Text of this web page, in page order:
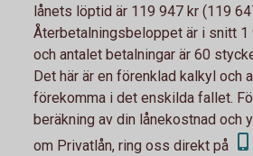
lånets löptid är 119 947 kr (119
Återbetalningsbeloppet är i snitt 1
och antalet betalningar är 60
Det här är en förenklad kalkyl och
förekomma i det enskilda fallet.
beräkning av din lånekostnad och
om Privatlån, ring oss direkt på